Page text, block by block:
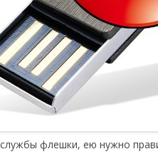
флешки, ею нужно